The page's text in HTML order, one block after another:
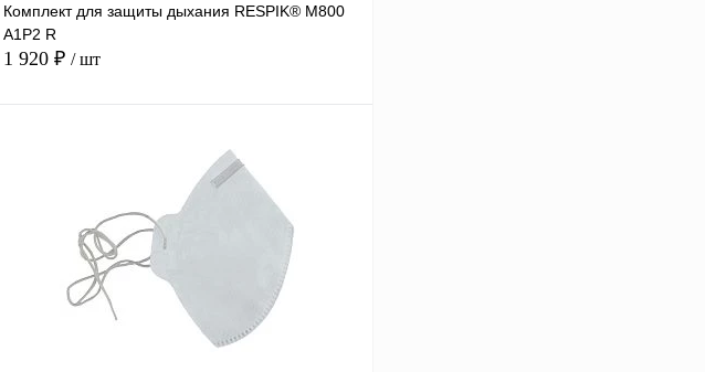
Комплект для защиты дыхания RESPIK® M800
A1P2 R
1 920 ₽ / шт
В корзину
Купить в
В избранное